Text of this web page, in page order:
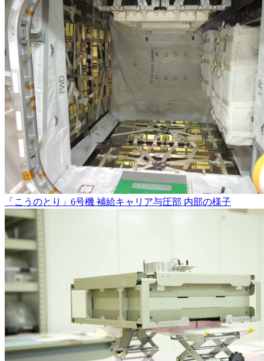
「こうのとり」6号機 補給キャリア与圧部 内部の様子